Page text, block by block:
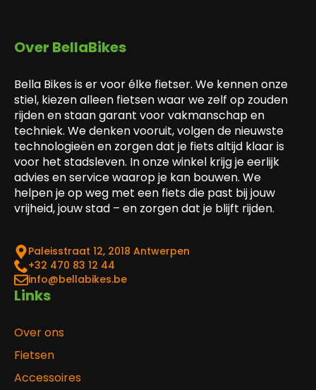
Over BellaBikes
Bella Bikes is er voor élke fietser. We kennen onze
stiel, kiezen alleen fietsen waar we zelf op zouden
rijden en staan garant voor vakmanschap en
techniek. We denken vooruit, volgen de nieuwste
technologieën en zorgen dat je fiets altijd klaar is
voor het stadsleven. In onze winkel krijg je eerlijk
advies en service waarop je kan bouwen. We
helpen je op weg met een fiets die past bij jouw
vrijheid, jouw stad – en zorgen dat je blijft rijden.
Paleisstraat 12, 2018 Antwerpen
‎+32 470 83 12 44
info@bellabikes.be
Links
Over ons
Fietsen
Accessoires